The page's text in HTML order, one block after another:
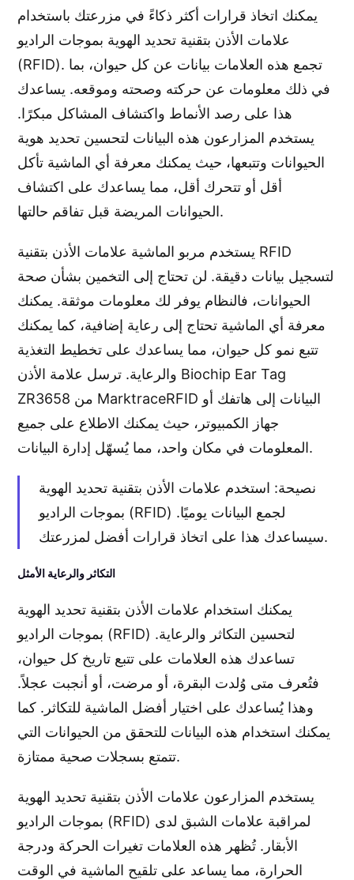
يمكنك اتخاذ قرارات أكثر ذكاءً في مزرعتك باستخدام
علامات الأذن بتقنية تحديد الهوية بموجات الراديو
(RFID). تجمع هذه العلامات بيانات عن كل حيوان، بما
في ذلك معلومات عن حركته وصحته وموقعه. يساعدك
هذا على رصد الأنماط واكتشاف المشاكل مبكرًا.
يستخدم المزارعون هذه البيانات لتحسين تحديد هوية
الحيوانات وتتبعها، حيث يمكنك معرفة أي الماشية تأكل
أقل أو تتحرك أقل، مما يساعدك على اكتشاف
الحيوانات المريضة قبل تفاقم حالتها.
يستخدم مربو الماشية علامات الأذن بتقنية RFID
لتسجيل بيانات دقيقة. لن تحتاج إلى التخمين بشأن صحة
الحيوانات، فالنظام يوفر لك معلومات موثقة. يمكنك
معرفة أي الماشية تحتاج إلى رعاية إضافية، كما يمكنك
تتبع نمو كل حيوان، مما يساعدك على تخطيط التغذية
والرعاية. ترسل علامة الأذن Biochip Ear Tag
ZR3658 من MarktraceRFID البيانات إلى هاتفك أو
جهاز الكمبيوتر، حيث يمكنك الاطلاع على جميع
المعلومات في مكان واحد، مما يُسهّل إدارة البيانات.
نصيحة: استخدم علامات الأذن بتقنية تحديد الهوية
بموجات الراديو (RFID) لجمع البيانات يوميًا.
سيساعدك هذا على اتخاذ قرارات أفضل لمزرعتك.
التكاثر والرعاية الأمثل
يمكنك استخدام علامات الأذن بتقنية تحديد الهوية
بموجات الراديو (RFID) لتحسين التكاثر والرعاية.
تساعدك هذه العلامات على تتبع تاريخ كل حيوان،
فتُعرف متى وُلدت البقرة، أو مرضت، أو أنجبت عجلاً.
وهذا يُساعدك على اختيار أفضل الماشية للتكاثر. كما
يمكنك استخدام هذه البيانات للتحقق من الحيوانات التي
تتمتع بسجلات صحية ممتازة.
يستخدم المزارعون علامات الأذن بتقنية تحديد الهوية
بموجات الراديو (RFID) لمراقبة علامات الشبق لدى
الأبقار. تُظهر هذه العلامات تغيرات الحركة ودرجة
الحرارة، مما يساعد على تلقيح الماشية في الوقت